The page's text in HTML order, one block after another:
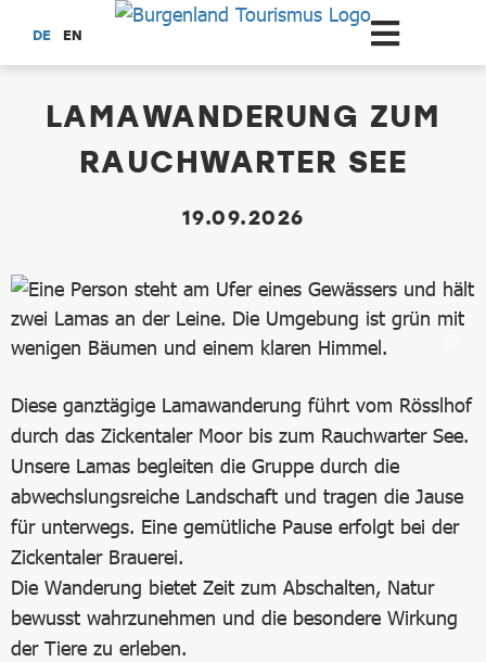
Zum Hauptinhalt springen
DE EN
LAMAWANDERUNG ZUM
RAUCHWARTER SEE
19.09.2026
Diese ganztägige Lamawanderung führt vom Rösslhof
durch das Zickentaler Moor bis zum Rauchwarter See.
Unsere Lamas begleiten die Gruppe durch die
abwechslungsreiche Landschaft und tragen die Jause
für unterwegs. Eine gemütliche Pause erfolgt bei der
Zickentaler Brauerei.
Die Wanderung bietet Zeit zum Abschalten, Natur
bewusst wahrzunehmen und die besondere Wirkung
der Tiere zu erleben.